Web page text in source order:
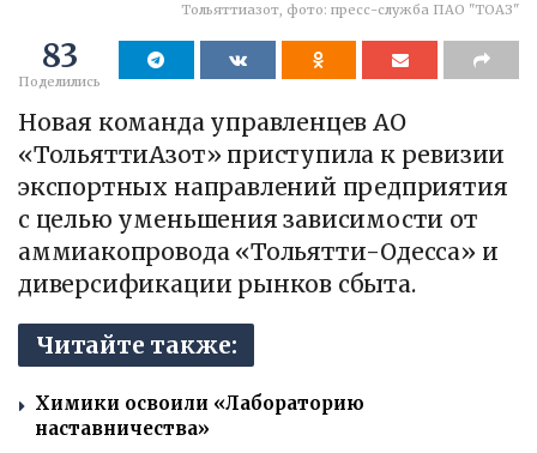
Тольяттиазот, фото: пресс-служба ПАО "ТОАЗ"
83
Поделились
Новая команда управленцев АО
«ТольяттиАзот» приступила к ревизии
экспортных направлений предприятия
с целью уменьшения зависимости от
аммиакопровода «Тольятти-Одесса» и
диверсификации рынков сбыта.
Читайте также:
Химики освоили «Лабораторию
наставничества»